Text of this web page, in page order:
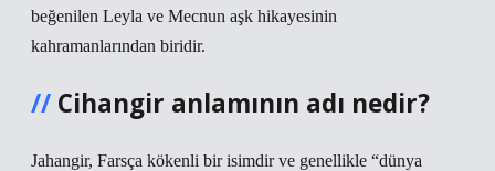
beğenilen Leyla ve Mecnun aşk hikayesinin
kahramanlarından biridir.
Cihangir anlamının adı nedir?
Jahangir, Farsça kökenli bir isimdir ve genellikle “dünya